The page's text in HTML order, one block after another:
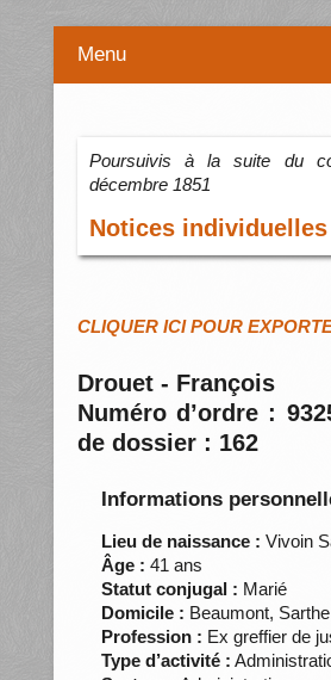
Menu
Poursuivis à la suite du
décembre 1851
Notices individuelles
CLIQUER ICI POUR
Drouet - François
Numéro d’ordre :
de dossier : 162
Informations
Lieu de naissance : Vivoin
Âge : 41 ans
Statut conjugal : Marié
Domicile : Beaumont, Sarthe
Profession : Ex greffier de
Type d’activité :